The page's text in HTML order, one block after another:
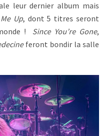
leur dernier album mais
Up, dont 5 titres seront
! Since You’re Gone,
feront bondir la salle